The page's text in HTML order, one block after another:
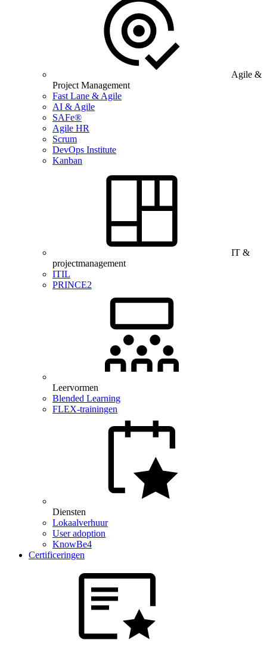
Agile &
Project Management
Fast Lane & Agile
AI & Agile
SAFe®
Agile HR
Scrum
DevOps Institute
Kanban
IT &
projectmanagement
ITIL
PRINCE2
Leervormen
Blended Learning
FLEX-trainingen
Diensten
Lokaalverhuur
User adoption
KnowBe4
Certificeringen